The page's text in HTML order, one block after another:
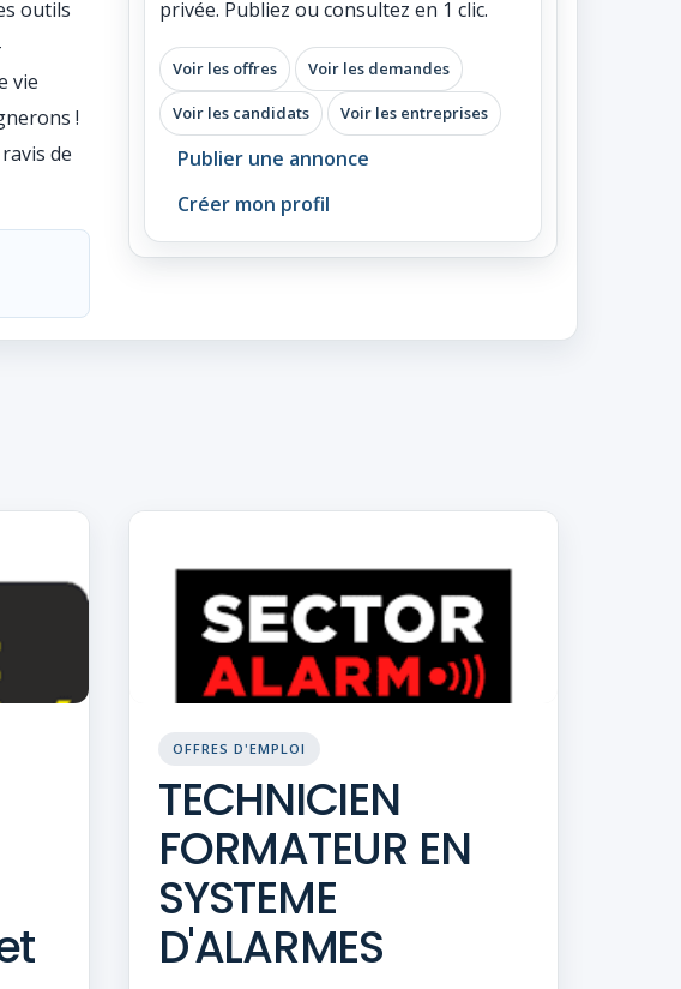
outils
vie
!
de
privée. Publiez ou consultez en 1 clic.
Voir les offres Voir les demandes
Voir les candidats Voir les entreprises
Publier une annonce
Créer mon profil
OFFRES D'EMPLOI
TECHNICIEN
FORMATEUR EN
SYSTEME
D'ALARMES